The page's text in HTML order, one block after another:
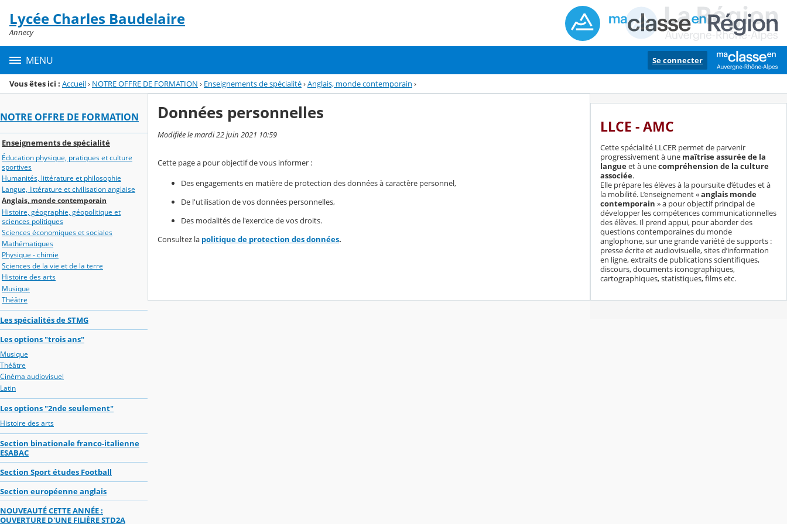
Menu de la rubrique
Contenu
Lycée Charles Baudelaire
Annecy
MENU Se connecter
Vous êtes ici : Accueil› NOTRE OFFRE DE FORMATION › Enseignements de spécialité›Anglais, monde contemporain ›
NOTRE OFFRE DE FORMATION
Enseignements de spécialité
Éducation physique, pratiques et culture
sportives
Humanités, littérature et philosophie
Langue, littérature et civilisation anglaise
Anglais, monde contemporain
Histoire, géographie, géopolitique et
sciences politiques
Sciences économiques et sociales
Mathématiques
Physique - chimie
Sciences de la vie et de la terre
Histoire des arts
Musique
Théâtre
Les spécialités de STMG
Les options "trois ans"
Musique
Théâtre
Cinéma audiovisuel
Latin
Les options "2nde seulement"
Histoire des arts
Section binationale franco-italienne
ESABAC
Section Sport études Football
Section européenne anglais
NOUVEAUTÉ CETTE ANNÉE :
OUVERTURE D'UNE FILIÈRE STD2A
Données personnelles
Modifiée le mardi 22 juin 2021 10:59
Cette page a pour objectif de vous informer :
Des engagements en matière de protection des données à caractère personnel,
De l'utilisation de vos données personnelles,
Des modalités de l'exercice de vos droits.
Consultez la politique de protection des données.
LLCE - AMC
Cette spécialité LLCER permet de parvenir
progressivement à une maîtrise assurée de la
langueet à unecompréhension de la culture
associée.
Elle prépare les élèves à la poursuite d’études et à
la mobilité. L’enseignement «anglais monde
contemporain » a pour objectif principal de
développer les compétences communicationnelles
des élèves. Il prend appui, pour aborder des
questions contemporaines du monde
anglophone, sur une grande variété de supports :
presse écrite et audiovisuelle, sites d’information
en ligne, extraits de publications scientifiques,
discours, documents iconographiques,
cartographiques, statistiques, films etc.